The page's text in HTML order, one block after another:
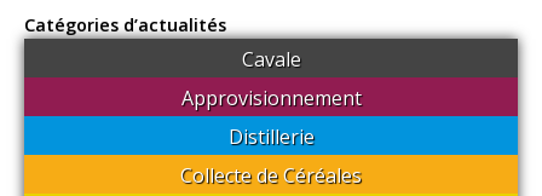
Catégories d’actualités
Cavale
Approvisionnement
Distillerie
Collecte de Céréales